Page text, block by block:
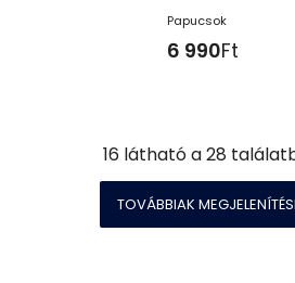
Papucsok
6 990Ft
16 látható a28
TOVÁBBIAK